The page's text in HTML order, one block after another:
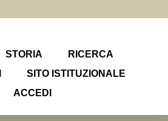
STORIA
RICERCA
SITO ISTITUZIONALE
ACCEDI